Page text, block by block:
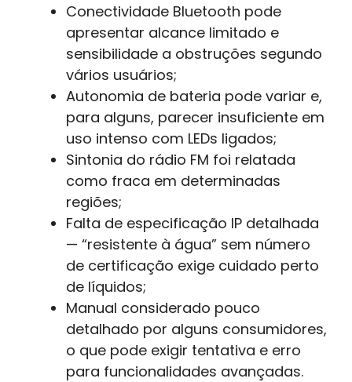
Conectividade Bluetooth pode
apresentar alcance limitado e
sensibilidade a obstruções segundo
vários usuários;
Autonomia de bateria pode variar e,
para alguns, parecer insuficiente em
uso intenso com LEDs ligados;
Sintonia do rádio FM foi relatada
como fraca em determinadas
regiões;
Falta de especificação IP detalhada
— “resistente à água” sem número
de certificação exige cuidado perto
de líquidos;
Manual considerado pouco
detalhado por alguns consumidores,
o que pode exigir tentativa e erro
para funcionalidades avançadas.